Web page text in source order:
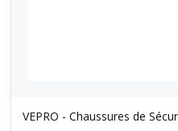
VEPRO - Chaussures de